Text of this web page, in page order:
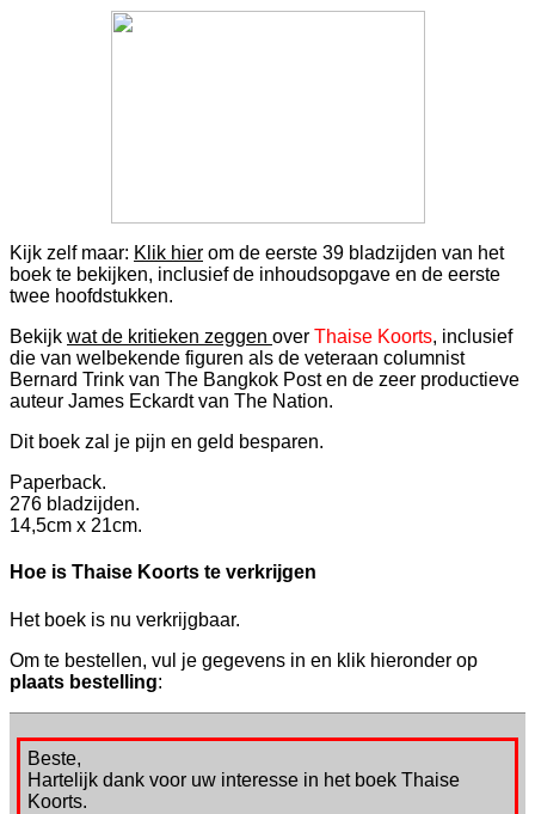
Kijk zelf maar: Klik hier om de eerste 39 bladzijden van het
boek te bekijken, inclusief de inhoudsopgave en de eerste
twee hoofdstukken.
Bekijk wat de kritieken zeggen over Thaise Koorts, inclusief
die van welbekende figuren als de veteraan columnist
Bernard Trink van The Bangkok Post en de zeer productieve
auteur James Eckardt van The Nation.
Dit boek zal je pijn en geld besparen.
Paperback.
276 bladzijden.
14,5cm x 21cm.
Hoe is Thaise Koorts te verkrijgen
Het boek is nu verkrijgbaar.
Om te bestellen, vul je gegevens in en klik hieronder op
plaats bestelling:
Beste,
Hartelijk dank voor uw interesse in het boek Thaise
Koorts.